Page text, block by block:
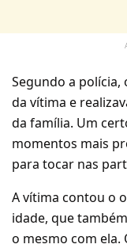
Segundo a
da vítima e
da família. Um
momentos mais
para tocar nas
A vítima contou o
idade, que
o mesmo com ela.